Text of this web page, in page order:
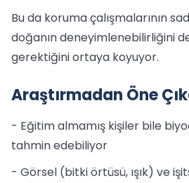
Bu da koruma çalışmalarının
doğanın deneyimlenebilirliğini
gerektiğini ortaya koyuyor.
Araştırmadan Öne
- Eğitim almamış kişiler bile
tahmin edebiliyor
- Görsel (bitki örtüsü, ışık) ve